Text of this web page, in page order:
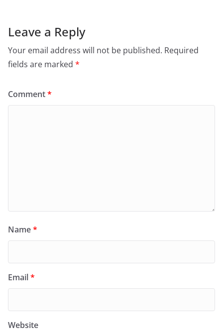
Leave a Reply
Your email address will not be published. Required
fields are marked *
Comment*
Name*
Email*
Website